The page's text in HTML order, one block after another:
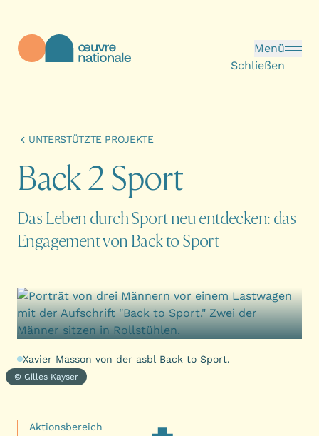
Menü
Schließen
UNTERSTÜTZTE PROJEKTE
Back2Sport
Das Leben durch Sport neu entdecken: das
Engagement von Back to Sport
Xavier Masson von der asbl Back to Sport.
© Gilles Kayser
Aktionsbereich